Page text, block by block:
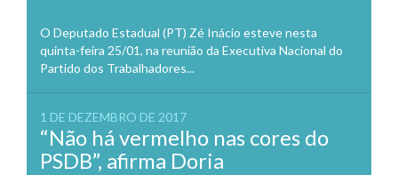
O Deputado Estadual (PT) Zé Inácio esteve nesta
quinta-feira 25/01, na reunião da Executiva Nacional do
Partido dos Trabalhadores...
1 DE DEZEMBRO DE 2017
“Não há vermelho nas cores do
PSDB”, afirma Doria